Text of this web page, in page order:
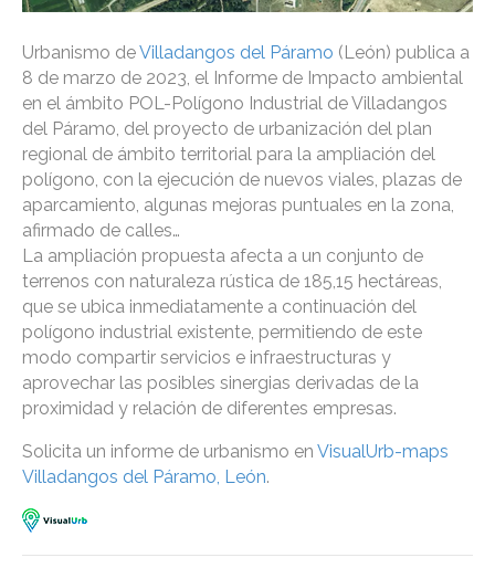
Urbanismo deVilladangos del Páramo (León) publica a
8 de marzo de 2023, el Informe de Impacto ambiental
en el ámbito POL-Polígono Industrial de Villadangos
del Páramo, del proyecto de urbanización del plan
regional de ámbito territorial para la ampliación del
polígono, con la ejecución de nuevos viales, plazas de
aparcamiento, algunas mejoras puntuales en la zona,
afirmado de calles…
La ampliación propuesta afecta a un conjunto de
terrenos con naturaleza rústica de 185,15 hectáreas,
que se ubica inmediatamente a continuación del
polígono industrial existente, permitiendo de este
modo compartir servicios e infraestructuras y
aprovechar las posibles sinergias derivadas de la
proximidad y relación de diferentes empresas.
Solicita un informe de urbanismo en VisualUrb-maps
Villadangos del Páramo, León.